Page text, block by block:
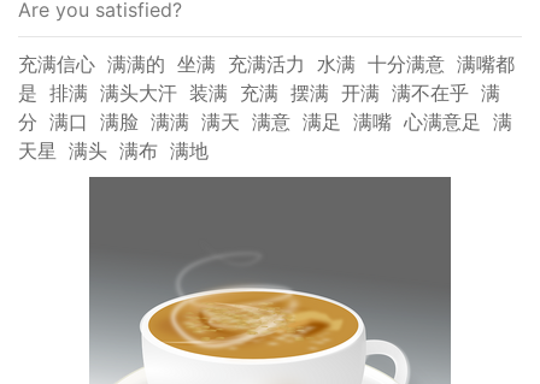
Are you satisfied?
充满信心 满满的 坐满 充满活力 水满 十分满意 满嘴都
是 排满 满头大汗 装满 充满 摆满 开满 满不在乎 满
分 满口 满脸 满满 满天 满意 满足 满嘴 心满意足 满
天星 满头 满布 满地